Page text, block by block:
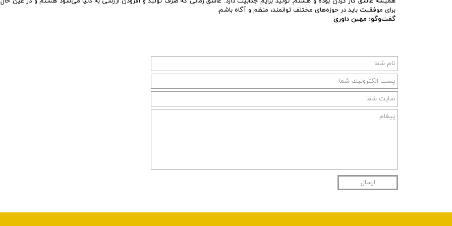
برای موفقیت باید در حوزه‌های مختلف توانمند، منظم و آگاه باشم.
گفت‌وگو: مهین داوری
ارسال